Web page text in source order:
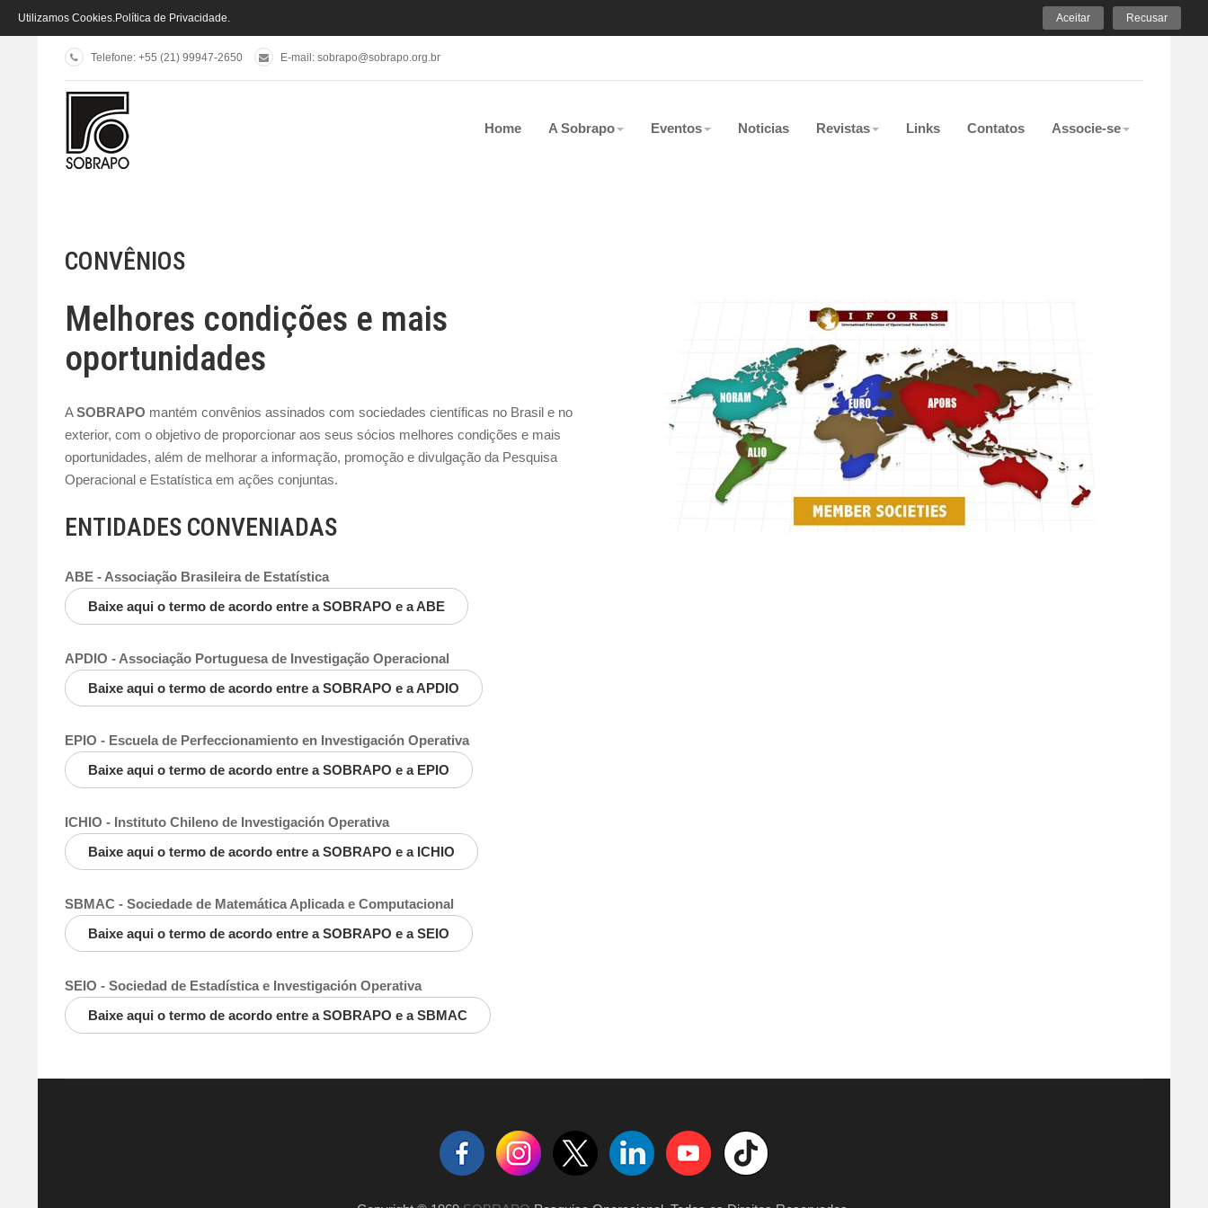
Telefone: +55 (21) 99947-2650 E-mail: sobrapo@sobrapo.org.br
Home A Sobrapo Eventos Noticias Revistas Links Contatos Associe-se
CONVÊNIOS
Melhores condições e mais
oportunidades
ASOBRAPO mantém convênios assinados com sociedades científicas no Brasil e no
exterior, com o objetivo de proporcionar aos seus sócios melhores condições e mais
oportunidades, além de melhorar a informação, promoção e divulgação da Pesquisa
Operacional e Estatística em ações conjuntas.
ENTIDADES CONVENIADAS
ABE - Associação Brasileira de Estatística
Baixe aqui o termo de acordo entre a SOBRAPO e a ABE
APDIO - Associação Portuguesa de Investigação Operacional
Baixe aqui o termo de acordo entre a SOBRAPO e a APDIO
EPIO - Escuela de Perfeccionamiento en Investigación Operativa
Baixe aqui o termo de acordo entre a SOBRAPO e a EPIO
ICHIO - Instituto Chileno de Investigación Operativa
Baixe aqui o termo de acordo entre a SOBRAPO e a ICHIO
SBMAC - Sociedade de Matemática Aplicada e Computacional
Baixe aqui o termo de acordo entre a SOBRAPO e a SEIO
SEIO - Sociedad de Estadística e Investigación Operativa
Baixe aqui o termo de acordo entre a SOBRAPO e a SBMAC
Utilizamos Cookies.Política de Privacidade. Aceitar Recusar